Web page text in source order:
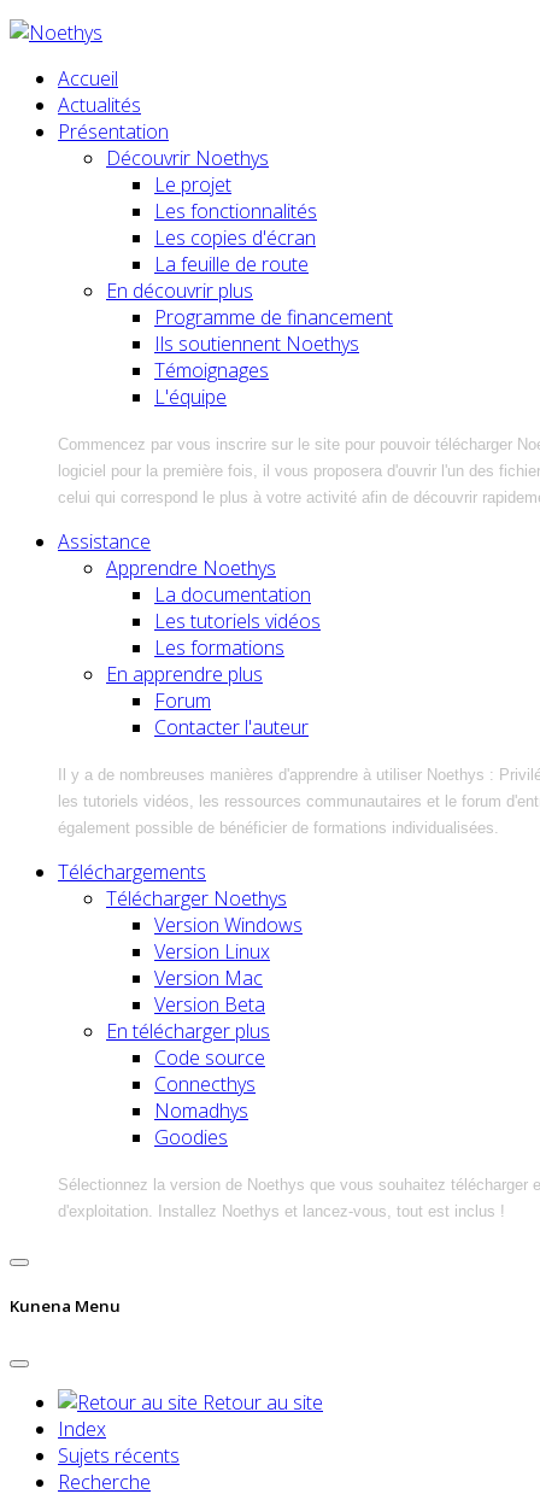
Accueil
Actualités
Présentation
Découvrir Noethys
Le projet
Les fonctionnalités
Les copies d'écran
La feuille de route
En découvrir plus
Programme de financement
Ils soutiennent Noethys
Témoignages
L'équipe
Commencez par vous inscrire sur le site pour pouvoir télécharger
logiciel pour la première fois, il vous proposera d'ouvrir l'un des
celui qui correspond le plus à votre activité afin de découvrir
Assistance
Apprendre Noethys
La documentation
Les tutoriels vidéos
Les formations
En apprendre plus
Forum
Contacter l'auteur
Il y a de nombreuses manières d'apprendre à utiliser Noethys :
les tutoriels vidéos, les ressources communautaires et le forum
également possible de bénéficier de formations individualisées.
Téléchargements
Télécharger Noethys
Version Windows
Version Linux
Version Mac
Version Beta
En télécharger plus
Code source
Connecthys
Nomadhys
Goodies
Sélectionnez la version de Noethys que vous souhaitez télécharger
d'exploitation. Installez Noethys et lancez-vous, tout est inclus !
Kunena Menu
Retour au site
Index
Sujets récents
Recherche